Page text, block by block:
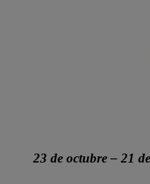
23 de octubre – 21